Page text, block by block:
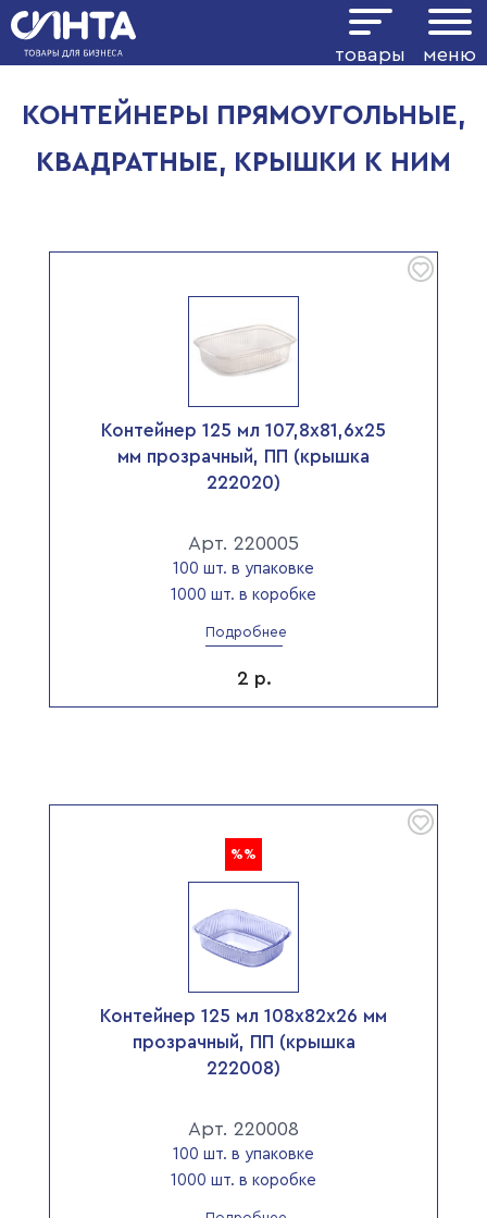
товары меню
Показать фильтр
КОНТЕЙНЕРЫ ПРЯМОУГОЛЬНЫЕ,
КВАДРАТНЫЕ, КРЫШКИ К НИМ
Контейнер 125 мл 107,8х81,6х25
мм прозрачный, ПП (крышка
222020)
Арт. 220005
100 шт. в упаковке
1000 шт. в коробке
Подробнее
2 р.
%%
Контейнер 125 мл 108х82х26 мм
прозрачный, ПП (крышка
222008)
Арт. 220008
100 шт. в упаковке
1000 шт. в коробке